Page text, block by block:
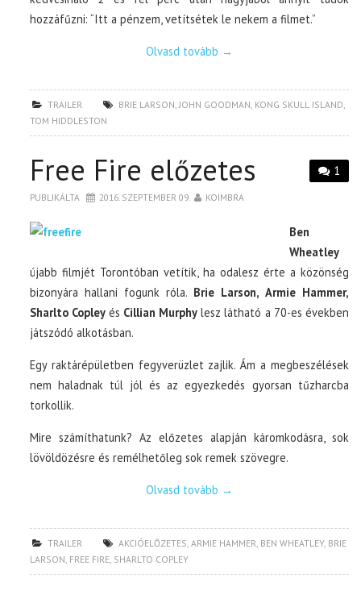
hozzáfűzni: “Itt a pénzem, vetítsétek le nekem a filmet.”
Olvasd tovább →
TRAILER BRIE LARSON,JOHN GOODMAN, KONG SKULL ISLAND,
TOM HIDDLESTON
1
Free Fire előzetes
PUBLIKÁLTA 2016. SZEPTEMBER 09. KOIMBRA
Ben
Wheatley
újabb filmjét Torontóban vetítik, ha odalesz érte a közönség
bizonyára hallani fogunk róla. Brie Larson, Armie Hammer,
Sharlto Copley és Cillian Murphy lesz látható a 70-es években
játszódó alkotásban.
Egy raktárépületben fegyverüzlet zajlik. Ám a megbeszélések
nem haladnak túl jól és az egyezkedés gyorsan tűzharcba
torkollik.
Mire számíthatunk? Az előzetes alapján káromkodásra, sok
lövöldözésre és remélhetőleg sok remek szövegre.
Olvasd tovább →
TRAILER AKCIÓELŐZETES,ARMIE HAMMER, BEN WHEATLEY, BRIE
LARSON, FREE FIRE, SHARLTO COPLEY